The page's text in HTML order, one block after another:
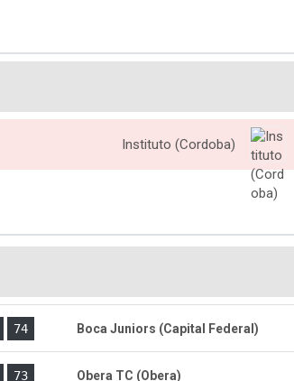
Instituto (Cordoba)
74 Boca Juniors (Capital Federal)
73 Obera TC (Obera)